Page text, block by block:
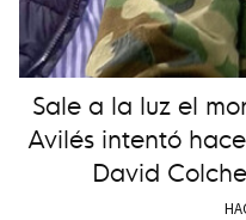
Sale a la luz el
Avilés intentó
David